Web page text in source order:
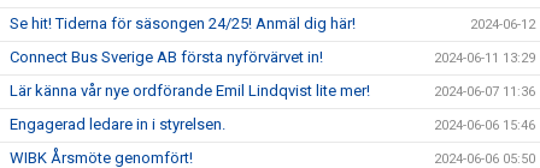
Se hit! Tiderna för säsongen 24/25! Anmäl dig här! 2024-06-12
Connect Bus Sverige AB första nyförvärvet in! 2024-06-11 13:29
Lär känna vår nye ordförande Emil Lindqvist lite mer! 2024-06-07 11:36
Engagerad ledare in i styrelsen. 2024-06-06 15:46
WIBK Årsmöte genomfört! 2024-06-06 05:50